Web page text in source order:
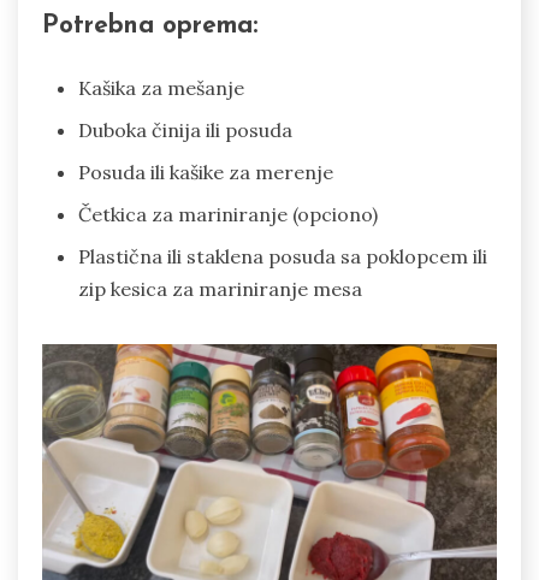
Potrebna oprema:
Kašika za mešanje
Duboka činija ili posuda
Posuda ili kašike za merenje
Četkica za mariniranje (opciono)
Plastična ili staklena posuda sa poklopcem ili
zip kesica za mariniranje mesa